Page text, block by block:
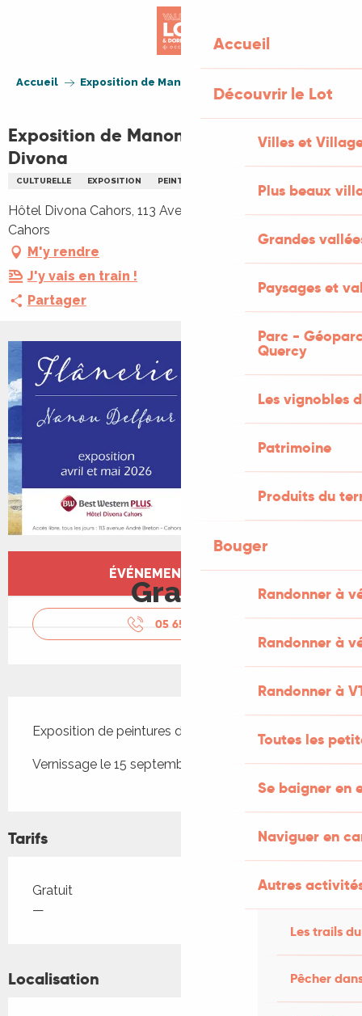
Accueil
Découvrir le Lot
Villes et
Plus beaux
Grandes
Paysages et
Parc -
Quercy
Les vignobles
Patrimoine
Produits du
Bouger
Randonner à
Randonner à
Randonner à
Toutes les
Se baigner en
Naviguer en
Autres
Les trails
Pêcher
Accueil Exposition de Manon Delfour à l'Hôtel Divona
Exposition de Manon Delfour à l'Hôtel
Divona
CULTURELLE EXPOSITION PEINTURE
Hôtel Divona Cahors, 113 Avenue André Breton, 46000
Cahors
M'y rendre
J'y vais en train !
Partager
Ouverture et coordonnées
ÉVÉNEMENT TERMINÉ
Gratuit
05 65 21 18
Exposition de peintures de l'artiste Manon Delfour.
Vernissage le 15 septembre à 17h
Tarifs
Tarifs 2026
Gratuit
—
Localisation